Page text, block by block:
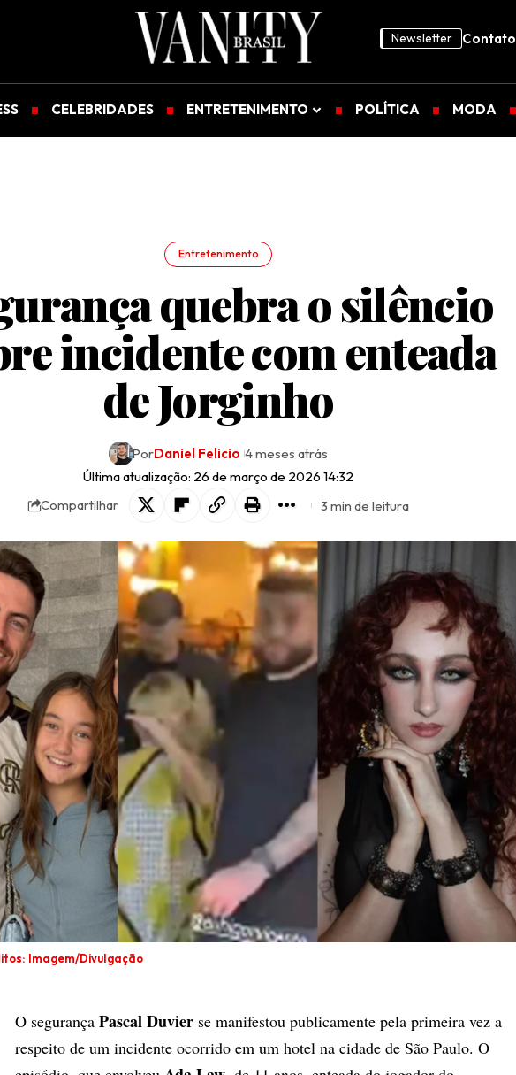
Newsletter Contato
CELEBRIDADES ENTRETENIMENTO POLÍTICA MODA
Entretenimento
quebra o silêncio
incidente com enteada
de Jorginho
Última atualização: 26 de março de 2026 14:32
PorDaniel Felicio 4 meses atrás
Compartilhar 3 min de leitura
Imagem/Divulgação
O segurança Pascal Duvier se manifestou publicamente pela primeira vez a
respeito de um incidente ocorrido em um hotel na cidade de São Paulo. O